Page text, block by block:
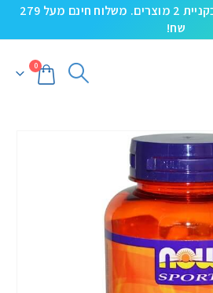
5% הנחה קופון TAKE5 בקניית 2 מוצרים. משלוח חינם מעל 279
שח!
0